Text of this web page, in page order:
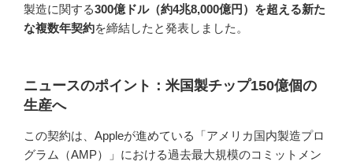
製造に関する300億ドル（約4兆8,000億円）を超える新た
な複数年契約を締結したと発表しました。
ニュースのポイント：米国製チップ150億個の
生産へ
この契約は、Appleが進めている「アメリカ国内製造プロ
グラム（AMP）」における過去最大規模のコミットメン